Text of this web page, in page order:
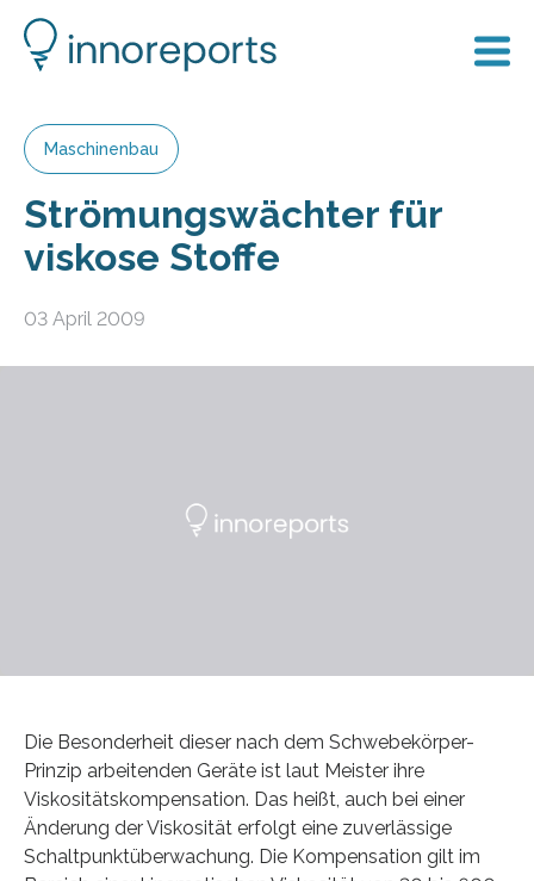
Maschinenbau
Strömungswächter für
viskose Stoffe
03 April 2009
Die Besonderheit dieser nach dem Schwebekörper-
Prinzip arbeitenden Geräte ist laut Meister ihre
Viskositätskompensation. Das heißt, auch bei einer
Änderung der Viskosität erfolgt eine zuverlässige
Schaltpunktüberwachung. Die Kompensation gilt im